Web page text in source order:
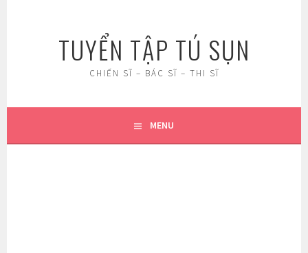
TUYỂN TẬP TÚ SỤN
CHIẾN SĨ – BÁC SĨ – THI SĨ
MENU